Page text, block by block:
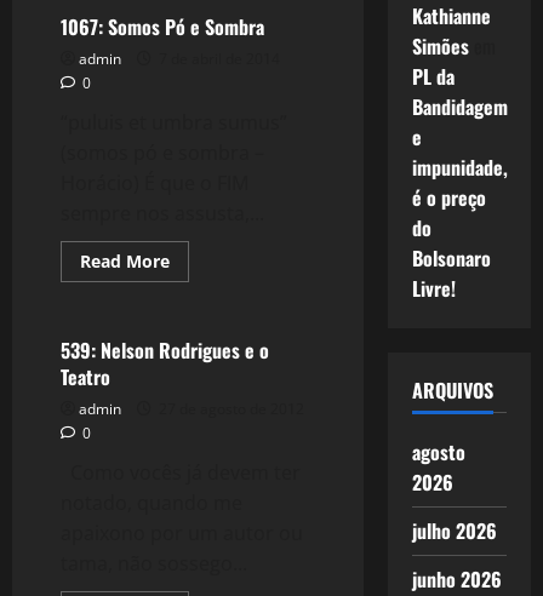
1067: Somos Pó e Sombra
admin
0
Read MoreRead
more
Pó
e
Literatura
539: Nelson Rodrigues e o
Teatro
admin
0
Kathianne
Simõesem
PL da
Bandidagem
e
impunidade,
é o preço
do
Bolsonaro
Livre!
ARQUIVOS
agosto
2026
julho 2026
junho 2026